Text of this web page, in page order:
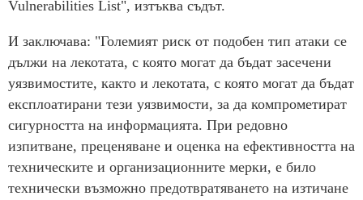
Vulnerabilities List", изтъква съдът.
И заключава: "Големият риск от подобен тип атаки се
дължи на лекотата, с която могат да бъдат засечени
уязвимостите, както и лекотата, с която могат да бъдат
експлоатирани тези уязвимости, за да компрометират
сигурността на информацията. При редовно
изпитване, преценяване и оценка на ефективността на
техническите и организационните мерки, е било
технически възможно предотвратяването на изтичане